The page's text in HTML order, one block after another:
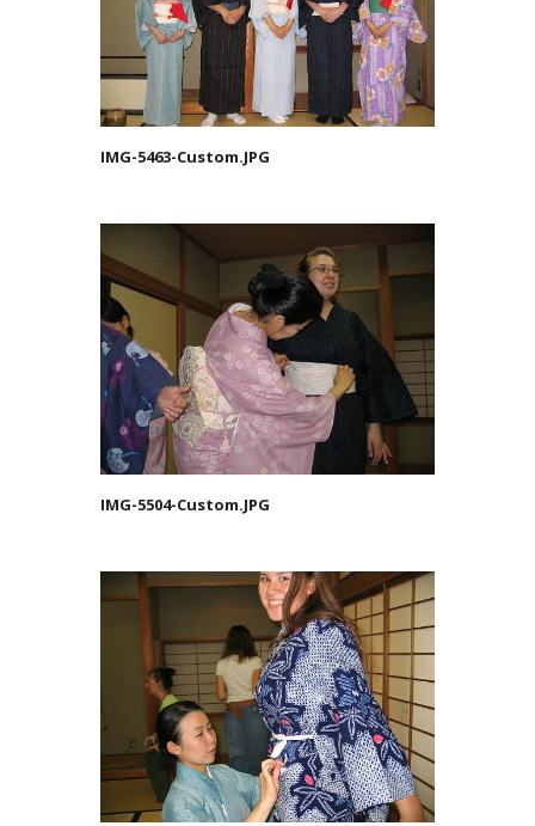
IMG-5463-Custom.JPG
IMG-5504-Custom.JPG